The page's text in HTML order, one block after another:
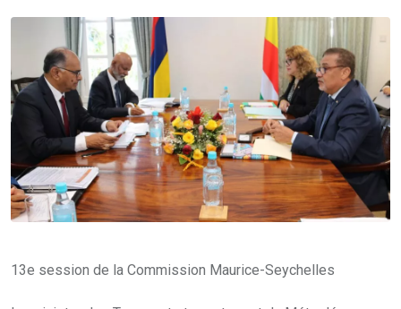
Email
13e session de la Commission Maurice-Seychelles